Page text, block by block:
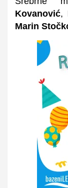
Kovanović,
Marin